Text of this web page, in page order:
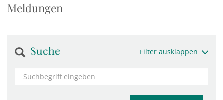
Meldungen
Suche Filter ausklappen